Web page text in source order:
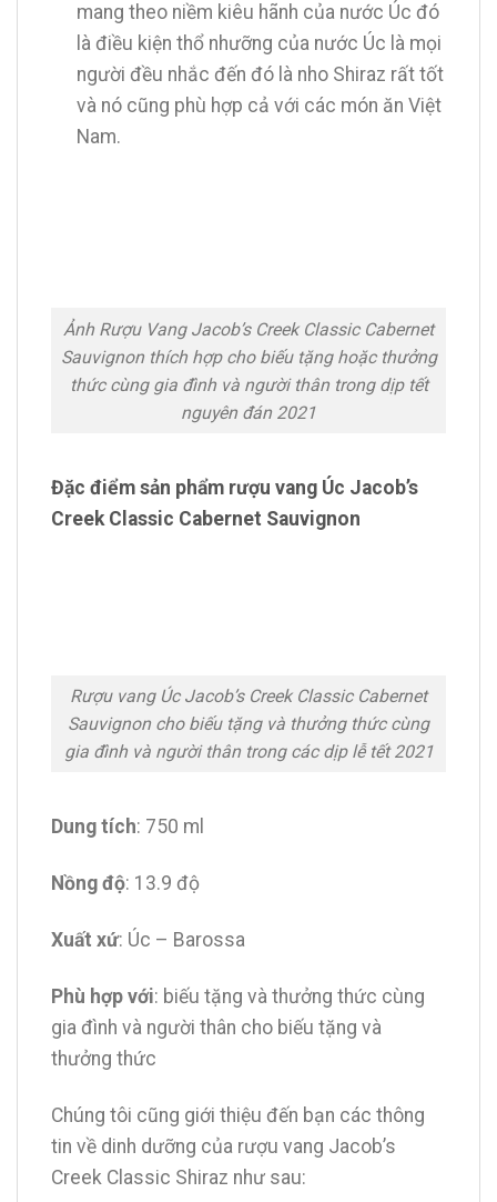
mang theo niềm kiêu hãnh của nước Úc đó
là điều kiện thổ nhưỡng của nước Úc là mọi
người đều nhắc đến đó là nho Shiraz rất tốt
và nó cũng phù hợp cả với các món ăn Việt
Nam.
Ảnh Rượu Vang Jacob’s Creek Classic Cabernet
Sauvignon thích hợp cho biếu tặng hoặc thưởng
thức cùng gia đình và người thân trong dịp tết
nguyên đán 2021
Đặc điểm sản phẩm rượu vang Úc Jacob’s
Creek Classic Cabernet Sauvignon
Rượu vang Úc Jacob’s Creek Classic Cabernet
Sauvignon cho biếu tặng và thưởng thức cùng
gia đình và người thân trong các dịp lễ tết 2021
Dung tích: 750 ml
Nồng độ: 13.9 độ
Xuất xứ: Úc – Barossa
Phù hợp với: biếu tặng và thưởng thức cùng
gia đình và người thân cho biếu tặng và
thưởng thức
Chúng tôi cũng giới thiệu đến bạn các thông
tin về dinh dưỡng của rượu vang Jacob’s
Creek Classic Shiraz như sau: